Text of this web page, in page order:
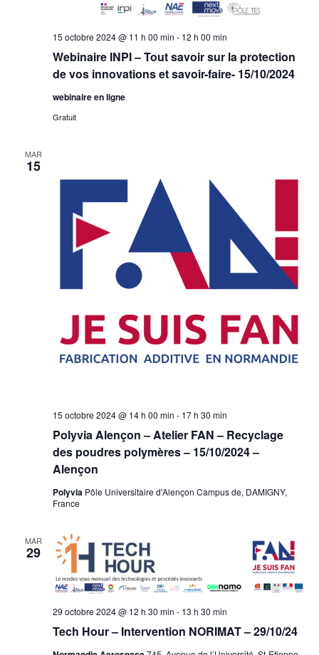
Webinaire INPI – Tout savoir sur la protection
de vos innovations et savoir-faire- 15/10/2024
15 octobre 2024 @ 11 h 00 min - 12 h 00 min
webinaire en ligne
Gratuit
MAR
15
Polyvia Alençon – Atelier FAN – Recyclage
des poudres polymères – 15/10/2024 –
Alençon
15 octobre 2024 @ 14 h 00 min - 17 h 30 min
Polyvia Pôle Universitaire d'Alençon Campus de, DAMIGNY,
France
MAR
29
Tech Hour – Intervention NORIMAT – 29/10/24
29 octobre 2024 @ 12 h 30 min - 13 h 30 min